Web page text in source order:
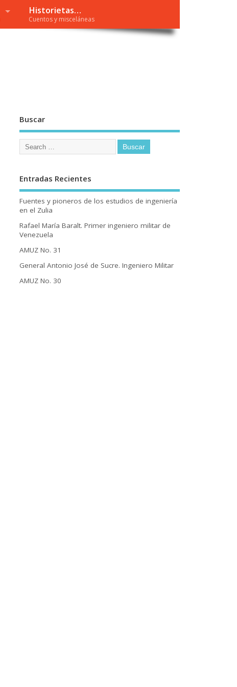
Historietas…
Cuentos y misceláneas
Buscar
Entradas Recientes
Fuentes y pioneros de los estudios de ingeniería
en el Zulia
Rafael María Baralt. Primer ingeniero militar de
Venezuela
AMUZ No. 31
General Antonio José de Sucre. Ingeniero Militar
AMUZ No. 30